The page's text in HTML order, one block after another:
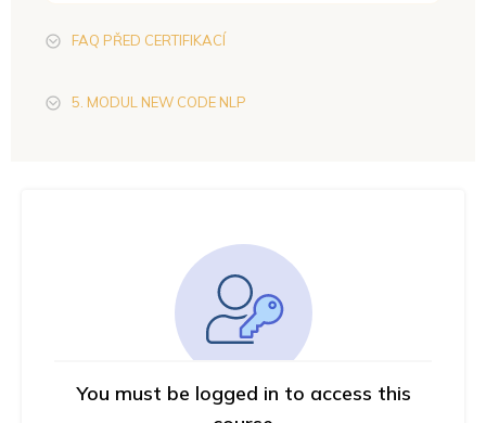
You must be logged in to access this
FAQ PŘED CERTIFIKACÍ
5. MODUL NEW CODE NLP